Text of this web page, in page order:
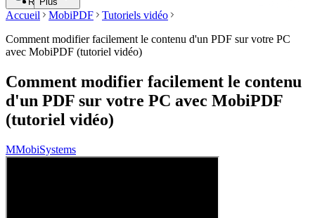
Accueil MobiPDF
Tutoriels vidéo
Comment modifier facilement le contenu d'un PDF sur votre PC
avec MobiPDF (tutoriel vidéo)
Comment modifier facilement le contenu
d'un PDF sur votre PC avec MobiPDF
(tutoriel vidéo)
MMobiSystems